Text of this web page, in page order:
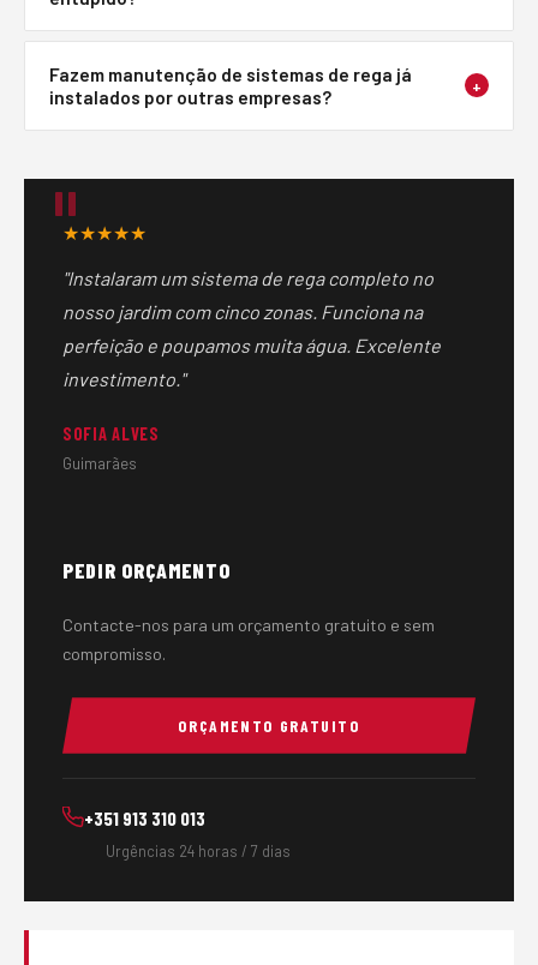
maiores ou com maior número de zonas podem levar
mais tempo.
ser limpo facilmente. Em caso de avaria, substituímos
o aspersor pontualmente sem necessidade de refazer
Fazem manutenção de sistemas de rega já
instalados por outras empresas?
+
qualquer sistema de rega, independentemente de quem
o instalou.
★★★★★
"Instalaram um sistema de rega completo no
nosso jardim com cinco zonas. Funciona na
perfeição e poupamos muita água. Excelente
investimento."
SOFIA ALVES
Guimarães
PEDIR ORÇAMENTO
Contacte-nos para um orçamento gratuito e sem
compromisso.
ORÇAMENTO GRATUITO
+351 913 310 013
Urgências 24 horas / 7 dias